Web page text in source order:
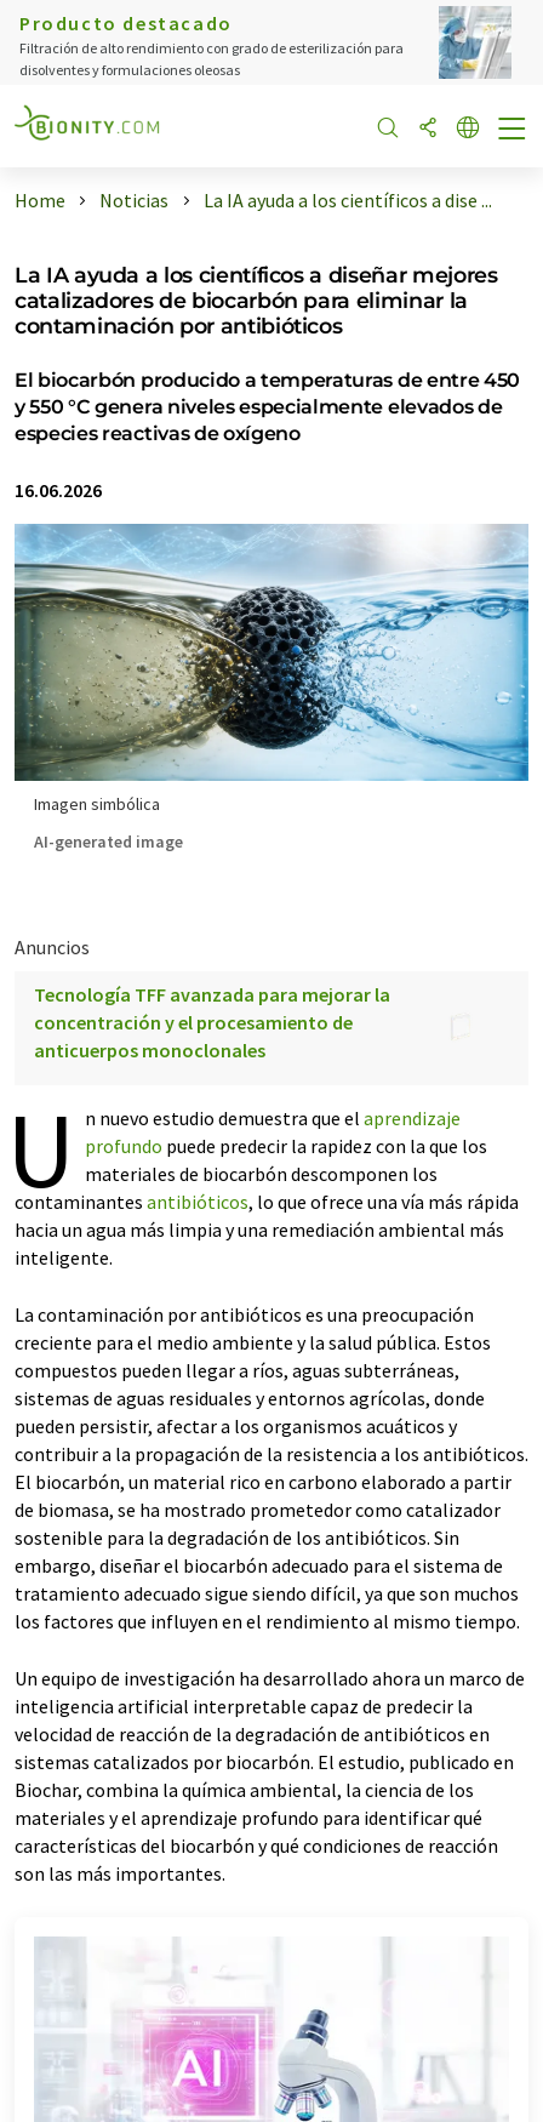
Producto destacado
Filtración de alto rendimiento con grado de esterilización para
disolventes y formulaciones oleosas
Home Noticias La IA ayuda a los científicos a dise ...
La IA ayuda a los científicos a diseñar mejores
catalizadores de biocarbón para eliminar la
contaminación por antibióticos
El biocarbón producido a temperaturas de entre 450
y 550 °C genera niveles especialmente elevados de
especies reactivas de oxígeno
16.06.2026
Imagen simbólica
AI-generated image
Anuncios
Tecnología TFF avanzada para mejorar la
concentración y el procesamiento de
anticuerpos monoclonales
U n nuevo estudio demuestra que el aprendizaje
profundo puede predecir la rapidez con la que los
materiales de biocarbón descomponen los
contaminantes antibióticos, lo que ofrece una vía más rápida
hacia un agua más limpia y una remediación ambiental más
inteligente.
La contaminación por antibióticos es una preocupación
creciente para el medio ambiente y la salud pública. Estos
compuestos pueden llegar a ríos, aguas subterráneas,
sistemas de aguas residuales y entornos agrícolas, donde
pueden persistir, afectar a los organismos acuáticos y
contribuir a la propagación de la resistencia a los antibióticos.
El biocarbón, un material rico en carbono elaborado a partir
de biomasa, se ha mostrado prometedor como catalizador
sostenible para la degradación de los antibióticos. Sin
embargo, diseñar el biocarbón adecuado para el sistema de
tratamiento adecuado sigue siendo difícil, ya que son muchos
los factores que influyen en el rendimiento al mismo tiempo.
Un equipo de investigación ha desarrollado ahora un marco de
inteligencia artificial interpretable capaz de predecir la
velocidad de reacción de la degradación de antibióticos en
sistemas catalizados por biocarbón. El estudio, publicado en
Biochar, combina la química ambiental, la ciencia de los
materiales y el aprendizaje profundo para identificar qué
características del biocarbón y qué condiciones de reacción
son las más importantes.